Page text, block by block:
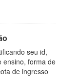
seu id,
ensino, forma de
de ingresso